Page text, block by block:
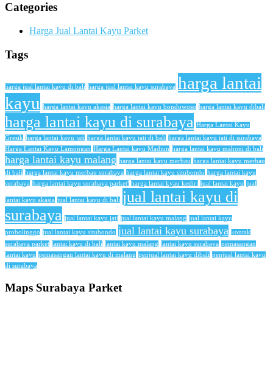
Categories
Harga Jual Lantai Kayu Parket
Tags
harga jual lantai kayu di bali harga jual lantai kayu surabaya harga lantai
kayu harga lantai kayu akasia harga lantai kayu bondowoso harga lantai kayu dibali
harga lantai kayu di surabaya Harga Lantai Kayu
Gresik harga lantai kayu jati harga lantai kayu jati di bali harga lantai kayu jati di surabaya
Harga Lantai Kayu Lamongan Harga Lantai kayu Madiun harga lantai kayu mahoni di bali
harga lantai kayu malang harga lantai kayu merbau harga lantai kayu merbau
di bali harga lantai kayu merbau surabaya harga lantai kayu situbondo harga lantai kayu
surabaya harga lantai kayu surabaya parket' harga lantai kyau kediri jual lantai kayu jual
lantai kayu akasia jual lantai kayu di bali jual lantai kayu di
surabaya jual lantai kayu jati jual lantai kayu malang jual lantai kayu
probolinggo jual lantai kayu situbondo jual lantai kayu surabaya kontak
surabaya parket lantai kayu di bali lantai kayu malang lantai kayu surabaya pemasangan
lantai kayu pemasangan lantai kayu di malang penjual lantai kayu dibali penjual lantai kayu
di surabaya
Maps Surabaya Parket